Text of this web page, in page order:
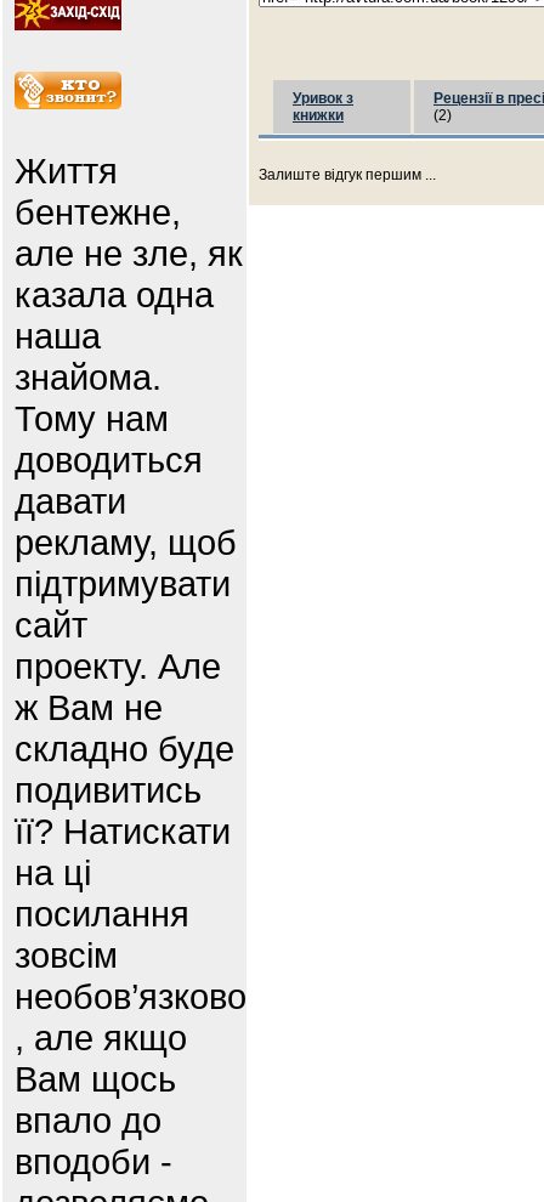
Життя
бентежне,
але не зле, як
казала одна
наша
знайома.
Тому нам
доводиться
давати
рекламу, щоб
підтримувати
сайт
проекту. Але
ж Вам не
складно буде
подивитись
її? Натискати
на ці
посилання
зовсім
необов’язково
, але якщо
Вам щось
впало до
вподоби -
Уривок з
книжки
Рецензії в пресі
(2)
Залиште відгук першим ...